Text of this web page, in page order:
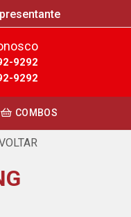
9292
9292
COMBOS